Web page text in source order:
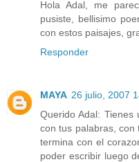
Hola Adal, me
pusiste, bellisimo
con estos paisajes,
Responder
MAYA 26 julio, 2007
Querido Adal:
con tus palabras, con
termina con el
poder escribir luego